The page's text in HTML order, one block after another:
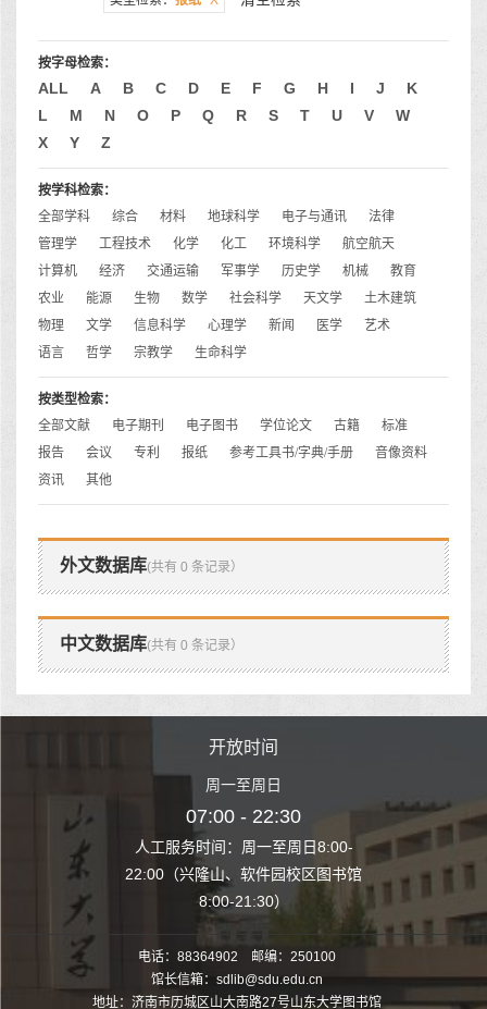
按字母检索：
ALL A B C D E F G H I J
K
L
M N O P Q R S T U V
W
X
Y Z
按学科检索：
全部学科
综合 材料 地球科学 电子与通讯
法律
管理学
工程技术 化学 化工 环境科学
航空航天
计算机
经济 交通运输 军事学 历史学 机械
教育
农业
能源 生物 数学 社会科学 天文学
土木建筑
物理
文学 信息科学 心理学 新闻 医学
艺术
语言
哲学 宗教学 生命科学
按类型检索：
全部文献
电子期刊 电子图书 学位论文 古籍
标准
报告
会议 专利 报纸 参考工具书/字典/手册
音像资料
资讯
其他
外文数据库(共有 0 条记录）
中文数据库(共有 0 条记录）
至周日8:00-
园校区图书馆
开放时间
周一至周日
07:00 - 22:30
人工服务时间：周一至周日8:00-
22:00（兴隆山、软件园校区图书馆
8:00-21:30）
人工服务时间
22:00（兴隆山
电话：88364902 邮编：250100
馆长信箱：sdlib@sdu.edu.cn
地址：济南市历城区山大南路27号山东大学图书馆